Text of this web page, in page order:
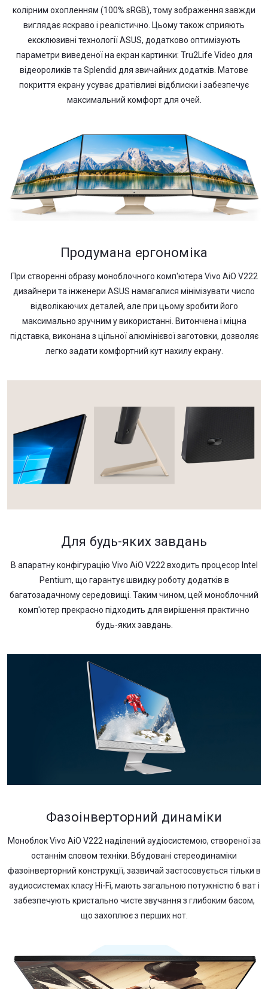
колірним охопленням (100% sRGB), тому зображення завжди
виглядає яскраво і реалістично. Цьому також сприяють
ексклюзивні технології ASUS, додатково оптимізують
параметри виведеної на екран картинки: Tru2Life Video для
відеороликів та Splendid для звичайних додатків. Матове
покриття екрану усуває дратівливі відблиски і забезпечує
максимальний комфорт для очей.
Продумана ергономіка
При створенні образу моноблочного комп'ютера Vivo AiO V222
дизайнери та інженери ASUS намагалися мінімізувати число
відволікаючих деталей, але при цьому зробити його
максимально зручним у використанні. Витончена і міцна
підставка, виконана з цільної алюмінієвої заготовки, дозволяє
легко задати комфортний кут нахилу екрану.
Для будь-яких завдань
В апаратну конфігурацію Vivo AiO V222 входить процесор Intel
Pentium, що гарантує швидку роботу додатків в
багатозадачному середовищі. Таким чином, цей моноблочний
комп'ютер прекрасно підходить для вирішення практично
будь-яких завдань.
Фазоінверторний динаміки
Моноблок Vivo AiO V222 наділений аудіосистемою, створеної за
останнім словом техніки. Вбудовані стереодинаміки
фазоінверторний конструкції, зазвичай застосовується тільки в
аудиосистемах класу Hi-Fi, мають загальною потужністю 6 ват і
забезпечують кристально чисте звучання з глибоким басом,
що захоплює з перших нот.